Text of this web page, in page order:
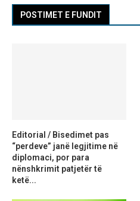
POSTIMET E FUNDIT
Editorial / Bisedimet pas
“perdeve” janë legjitime në
diplomaci, por para
nënshkrimit patjetër të
ketë...